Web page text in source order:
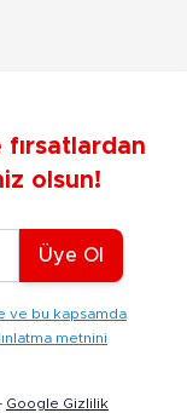
olsun!
Üye Ol
ve bu kapsamda
metnini
Google Gizlilik